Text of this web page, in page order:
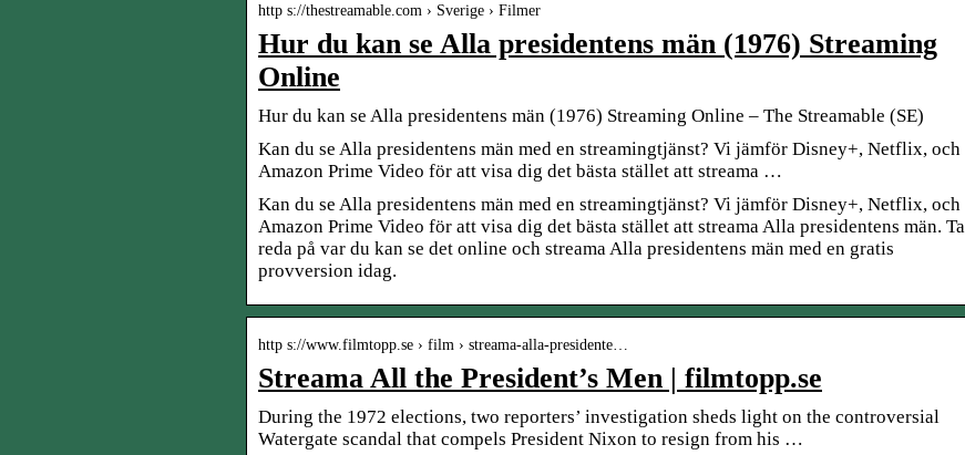
http s://thestreamable.com › Sverige › Filmer
Hur du kan se Alla presidentens män (1976) Streaming
Online
Hur du kan se Alla presidentens män (1976) Streaming Online – The Streamable (SE)
Kan du se Alla presidentens män med en streamingtjänst? Vi jämför Disney+, Netflix, och
Amazon Prime Video för att visa dig det bästa stället att streama …
Kan du se Alla presidentens män med en streamingtjänst? Vi jämför Disney+, Netflix, och
Amazon Prime Video för att visa dig det bästa stället att streama Alla presidentens män. Ta
reda på var du kan se det online och streama Alla presidentens män med en gratis
provversion idag.
http s://www.filmtopp.se › film › streama-alla-presidente…
Streama All the President’s Men | filmtopp.se
During the 1972 elections, two reporters’ investigation sheds light on the controversial
Watergate scandal that compels President Nixon to resign from his …